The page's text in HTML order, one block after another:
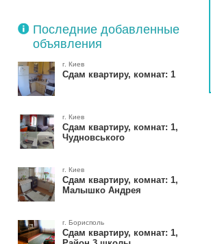
Последние добавленные
объявления
г. Киев
Сдам квартиру, комнат: 1
г. Киев
Сдам квартиру, комнат: 1,
Чудновського
г. Киев
Сдам квартиру, комнат: 1,
Малышко Андрея
г. Борисполь
Сдам квартиру, комнат: 1,